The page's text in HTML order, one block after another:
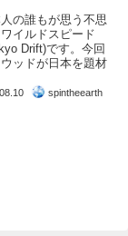
の誰もが思う不思
イルドスピード
Drift)です。今回
ッドが日本を題材
spintheearth